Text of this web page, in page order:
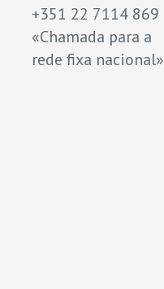
+351 22 7114 869
«Chamada para a
rede fixa nacional»